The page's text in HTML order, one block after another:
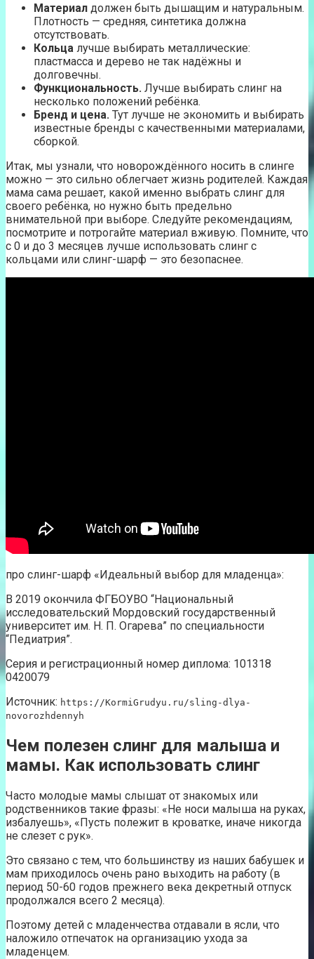
Материал должен быть дышащим и натуральным.
Плотность — средняя, синтетика должна
отсутствовать.
Кольца лучше выбирать металлические:
пластмасса и дерево не так надёжны и
долговечны.
Функциональность. Лучше выбирать слинг на
несколько положений ребёнка.
Бренд и цена. Тут лучше не экономить и выбирать
известные бренды с качественными материалами,
сборкой.
Итак, мы узнали, что новорождённого носить в слинге
можно — это сильно облегчает жизнь родителей. Каждая
мама сама решает, какой именно выбрать слинг для
своего ребёнка, но нужно быть предельно
внимательной при выборе. Следуйте рекомендациям,
посмотрите и потрогайте материал вживую. Помните, что
с 0 и до 3 месяцев лучше использовать слинг с
кольцами или слинг-шарф — это безопаснее.
про слинг-шарф «Идеальный выбор для младенца»:
В 2019 окончила ФГБОУВО “Национальный
исследовательский Мордовский государственный
университет им. Н. П. Огарева” по специальности
“Педиатрия”.
Серия и регистрационный номер диплома: 101318
0420079
Источник: https://KormiGrudyu.ru/sling-dlya-
novorozhdennyh
Чем полезен слинг для малыша и
мамы. Как использовать слинг
Часто молодые мамы слышат от знакомых или
родственников такие фразы: «Не носи малыша на руках,
избалуешь», «Пусть полежит в кроватке, иначе никогда
не слезет с рук».
Это связано с тем, что большинству из наших бабушек и
мам приходилось очень рано выходить на работу (в
период 50-60 годов прежнего века декретный отпуск
продолжался всего 2 месяца).
Поэтому детей с младенчества отдавали в ясли, что
наложило отпечаток на организацию ухода за
младенцем.